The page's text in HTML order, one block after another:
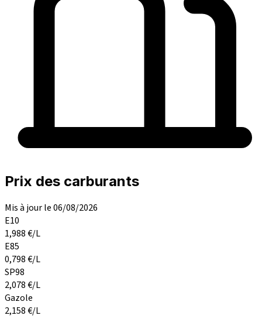
Prix des carburants
Mis à jour le 06/08/2026
E10
1,988€/L
E85
0,798€/L
SP98
2,078€/L
Gazole
2,158€/L